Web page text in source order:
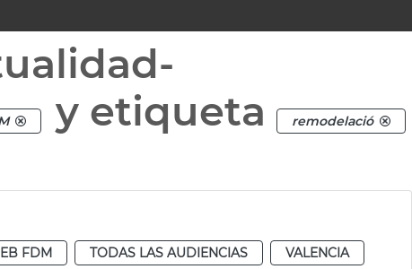
y etiqueta remodelació
FDM TODAS LAS AUDIENCIAS
VALENCIA